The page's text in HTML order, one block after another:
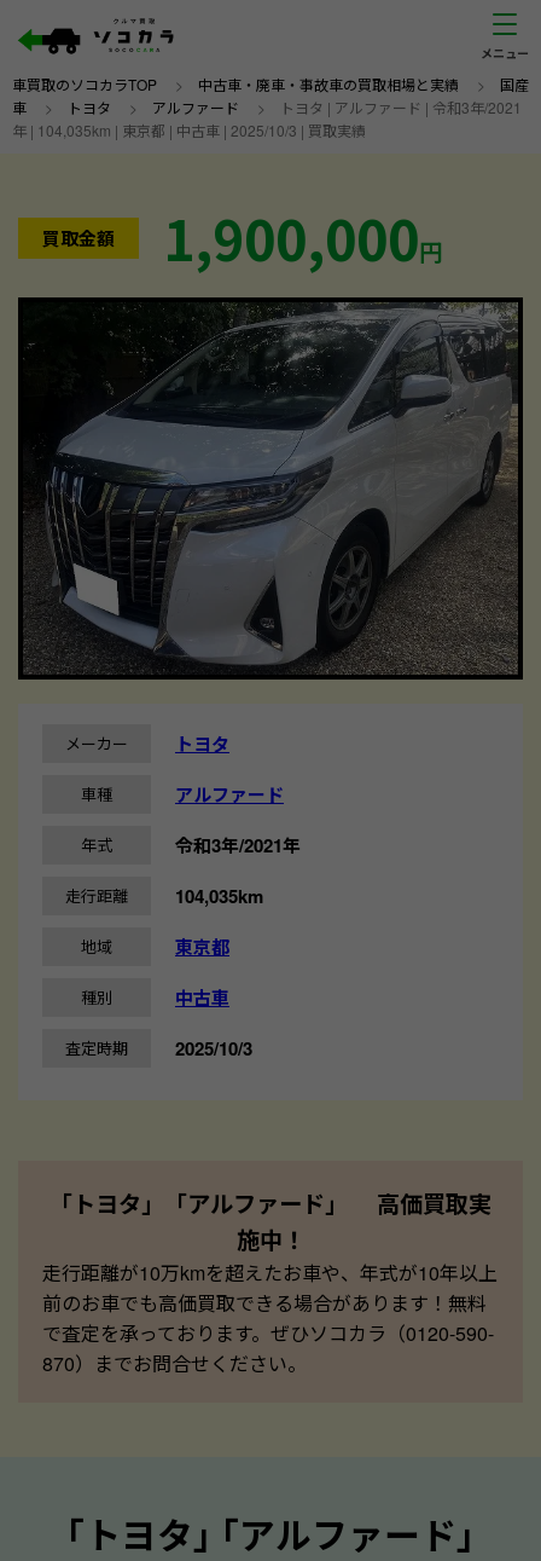
車買取のソコカラTOP > 中古車・廃車・事故車の買取相場と実績 > 国産
車 > トヨタ > アルファード >
トヨタ | アルファード | 令和3年/2021
年 | 104,035km | 東京都 | 中古車 | 2025/10/3 | 買取実績
買取金額 1,900,000円
メーカー トヨタ
車種 アルファード
年式 令和3年/2021年
走行距離 104,035km
地域 東京都
種別 中古車
査定時期 2025/10/3
「トヨタ」「アルファード」 高価買取実
施中！
走行距離が10万kmを超えたお車や、年式が10年以上
前のお車でも高価買取できる場合があります！無料
で査定を承っております。ぜひソコカラ（0120-590-
870）までお問合せください。
｢トヨタ｣ ｢アルファード｣